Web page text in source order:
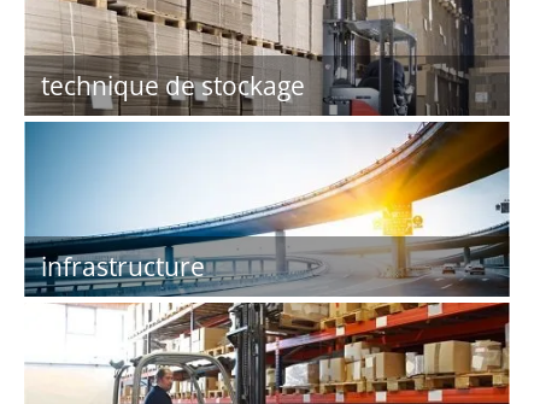
technique de stockage
infrastructure